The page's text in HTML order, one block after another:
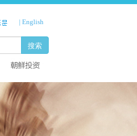
| English
搜索